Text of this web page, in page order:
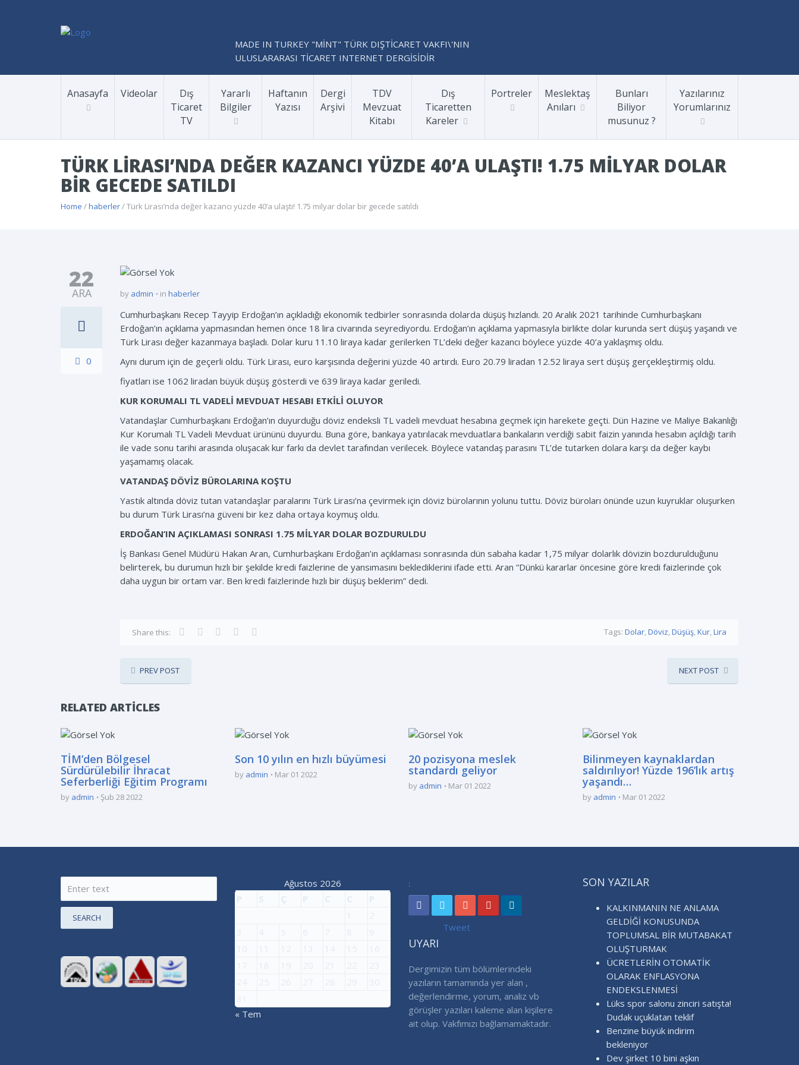
MADE IN TURKEY "MİNT" TÜRK DIŞTİCARET VAKFI\'NIN
ULUSLARARASI TİCARET INTERNET DERGİSİDİR
Anasayfa Videolar
Dış
Ticaret
TV
Yararlı
Bilgiler
Haftanın
Yazısı
Dergi
Arşivi
TDV
Mevzuat
Kitabı
Dış
Ticaretten
Kareler
Portreler
Meslektaş
Anıları
Bunları
Biliyor
musunuz ?
Yazılarınız
Yorumlarınız
TÜRK LIRASI’NDA DEĞER KAZANCI YÜZDE 40’A ULAŞTI! 1.75 MILYAR DOLAR
BIR GECEDE SATILDI
Home /haberler/ Türk Lirası’nda değer kazancı yüzde 40’a ulaştı! 1.75 milyar dolar bir gecede satıldı
22
ARA
0
by admin in haberler
Cumhurbaşkanı Recep Tayyip Erdoğan’ın açıkladığı ekonomik tedbirler sonrasında dolarda düşüş hızlandı. 20 Aralık 2021 tarihinde Cumhurbaşkanı
Erdoğan’ın açıklama yapmasından hemen önce 18 lira civarında seyrediyordu. Erdoğan’ın açıklama yapmasıyla birlikte dolar kurunda sert düşüş yaşandı ve
Türk Lirası değer kazanmaya başladı. Dolar kuru 11.10 liraya kadar gerilerken TL’deki değer kazancı böylece yüzde 40’a yaklaşmış oldu.
Aynı durum için de geçerli oldu. Türk Lirası, euro karşısında değerini yüzde 40 artırdı. Euro 20.79 liradan 12.52 liraya sert düşüş gerçekleştirmiş oldu.
fiyatları ise 1062 liradan büyük düşüş gösterdi ve 639 liraya kadar geriledi.
KUR KORUMALI TL VADELİ MEVDUAT HESABI ETKİLİ OLUYOR
Vatandaşlar Cumhurbaşkanı Erdoğan’ın duyurduğu döviz endeksli TL vadeli mevduat hesabına geçmek için harekete geçti. Dün Hazine ve Maliye Bakanlığı
Kur Korumalı TL Vadeli Mevduat ürününü duyurdu. Buna göre, bankaya yatırılacak mevduatlara bankaların verdiği sabit faizin yanında hesabın açıldığı tarih
ile vade sonu tarihi arasında oluşacak kur farkı da devlet tarafından verilecek. Böylece vatandaş parasını TL’de tutarken dolara karşı da değer kaybı
yaşamamış olacak.
VATANDAŞ DÖVİZ BÜROLARINA KOŞTU
Yastık altında döviz tutan vatandaşlar paralarını Türk Lirası’na çevirmek için döviz bürolarının yolunu tuttu. Döviz büroları önünde uzun kuyruklar oluşurken
bu durum Türk Lirası’na güveni bir kez daha ortaya koymuş oldu.
ERDOĞAN’IN AÇIKLAMASI SONRASI 1.75 MİLYAR DOLAR BOZDURULDU
İş Bankası Genel Müdürü Hakan Aran, Cumhurbaşkanı Erdoğan’ın açıklaması sonrasında dün sabaha kadar 1,75 milyar dolarlık dövizin bozdurulduğunu
belirterek, bu durumun hızlı bir şekilde kredi faizlerine de yansımasını beklediklerini ifade etti. Aran “Dünkü kararlar öncesine göre kredi faizlerinde çok
daha uygun bir ortam var. Ben kredi faizlerinde hızlı bir düşüş beklerim” dedi.
Share this: Tags: Dolar,Döviz,Düşüş,Kur,Lira
PREV POST NEXT POST
RELATED ARTICLES
TİM’den Bölgesel
Sürdürülebilir İhracat
Seferberliği Eğitim Programı
by admin Şub 28 2022
Son 10 yılın en hızlı büyümesi
by admin Mar 01 2022
20 pozisyona meslek
standardı geliyor
by admin Mar 01 2022
Bilinmeyen kaynaklardan
saldırılıyor! Yüzde 196’lık artış
yaşandı…
by admin Mar 01 2022
SEARCH
Ağustos 2026
P
S Ç P C C
P
1
2
3
4 5 6 7 8
9
10
11 12 13 14 15
16
17
18 19 20 21 22
23
24
25 26 27 28 29
30
31
« Tem
:
Tweet
UYARI
Dergimizin tüm bölümlerindeki
yazıların tamamında yer alan ,
değerlendirme, yorum, analiz vb
görüşler yazıları kaleme alan kişilere
ait olup. Vakfımızı bağlamamaktadır.
SON YAZILAR
KALKINMANIN NE ANLAMA
GELDİĞİ KONUSUNDA
TOPLUMSAL BİR MUTABAKAT
OLUŞTURMAK
ÜCRETLERİN OTOMATİK
OLARAK ENFLASYONA
ENDEKSLENMESİ
Lüks spor salonu zinciri satışta!
Dudak uçuklatan teklif
Benzine büyük indirim
bekleniyor
Dev şirket 10 bini aşkın